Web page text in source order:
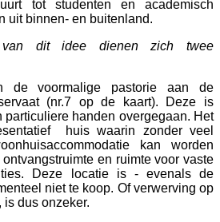
tot studenten en academisch
uit binnen- en buitenland.
dit idee dienen zich twee
de voormalige pastorie aan de
(nr.7 op de kaart). Deze is
handen overgegaan. Het
huis waarin zonder veel
kan worden
en ruimte voor vaste
Deze locatie is - evenals de
niet te koop. Of verwerving op
dus onzeker.